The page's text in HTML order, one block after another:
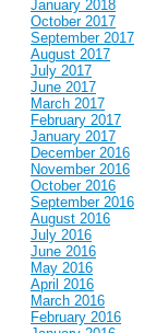
January 2018
October 2017
September 2017
August 2017
July 2017
June 2017
March 2017
February 2017
January 2017
December 2016
November 2016
October 2016
September 2016
August 2016
July 2016
June 2016
May 2016
April 2016
March 2016
February 2016